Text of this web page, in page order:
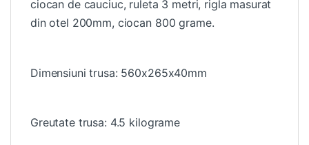
ciocan de cauciuc, ruleta 3 metri, rigla masurat
din otel 200mm, ciocan 800 grame.
Dimensiuni trusa: 560x265x40mm
Greutate trusa: 4.5 kilograme